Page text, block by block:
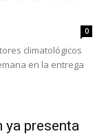
0
climatológicos
en la entrega
ya presenta